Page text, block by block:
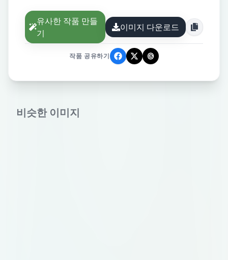
유사한 작품 만들
기
이미지 다운로드
작품 공유하기
비슷한 이미지